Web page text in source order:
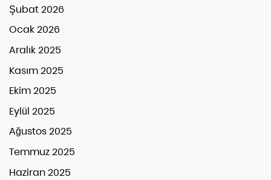
Şubat 2026
Ocak 2026
Aralık 2025
Kasım 2025
Ekim 2025
Eylül 2025
Ağustos 2025
Temmuz 2025
Haziran 2025